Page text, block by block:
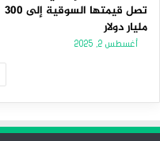
تصل قيمتها السوقية إلى 300
مليار دولار
أغسطس 2, 2025